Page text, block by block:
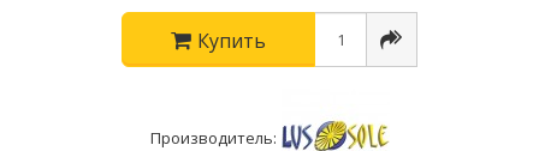
Купить
Производитель: